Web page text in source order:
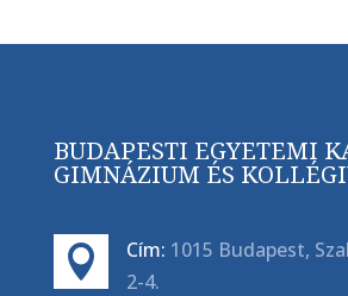
BUDAPESTI EGYETEMI
GIMNÁZIUM ÉS
 Cím: 1015 Budapest,
2-4.